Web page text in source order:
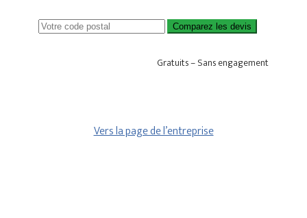
Comparez les devis
Gratuits – Sans engagement
Vers la page de l’entreprise